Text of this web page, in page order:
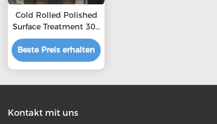
Cold Rolled Polished
Surface Treatment 304
2b Stainless Steel
Sheet
Beste Preis erhalten
Kontakt mit uns